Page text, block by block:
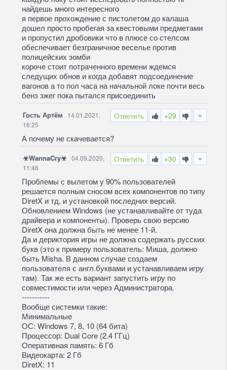
найдешь много интересного
я первое прохождение с пистолетом до калаша
дошел просто пробегая за квестовыми предметами
и пропустил дробовики что в плюсе со стелсом
обеспечивает безграничное веселье против
полицейских зомби
короче стоит потраченного времени ждемся
следущих обнов и когда добавят подсоединение
вагонов а то пол часа на начальной локе почти весь
бенз зжег пока пытался присоединить
Ответить +29
Гость Артём
14.01.2021,
16:25
А почему не скачевается?
Ответить +30
☣WannaCry☣ 04.09.2020,
11:46
Проблемы с вылетом у 90% пользователей
решается полным сносом всех компонентов по типу
DiretX и тд, и установкой последних версий.
Обновлением Windows (не устанавливайте от туда
драйвера и компоненты). Проверь свою версию
DiretX она должна быть не менее 11-й.
Да и дериктория игры не должна содержать русских
букв (это к примеру пользователь: Миша, должно
быть Misha. В данном случае создаем
пользователя с англ.буквами и устанавливаем игру
там). Так же есть вариант запустить игру по
совместимости или через Администратора.
-----------
Вообще системки такие:
Минимальные
ОС: Windows 7, 8, 10 (64 бита)
Процессор: Dual Core (2.4 ГГц)
Оперативная память: 6 Гб
Видеокарта: 2 Гб
DiretX: 11